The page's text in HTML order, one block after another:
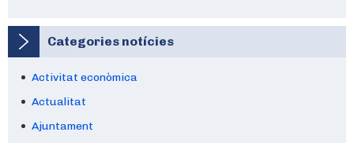
Categories notícies
Activitat econòmica
Actualitat
Ajuntament